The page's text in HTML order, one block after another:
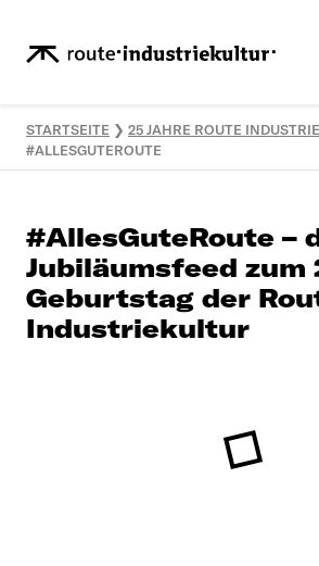
STARTSEITE ❯ 25 JAHRE ROUTE
#ALLESGUTEROUTE
#AllesGuteRoute –
Jubiläumsfeed zum
Geburtstag der
Industriekultur